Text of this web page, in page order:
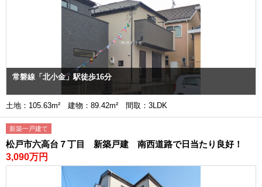
常磐線「北小金」駅徒歩16分
土地：105.63m² 建物：89.42m² 間取：3LDK
新築一戸建て
松戸市六高台７丁目 新築戸建 南西道路で日当たり良好！
3,090万円